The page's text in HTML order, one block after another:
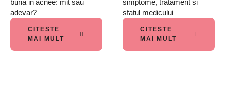
buna in acnee: mit sau
adevar?
CITESTE
MAI MULT
simptome, tratament si
sfatul medicului
CITESTE
MAI MULT